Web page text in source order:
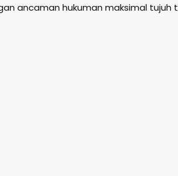
ancaman hukuman maksimal tujuh